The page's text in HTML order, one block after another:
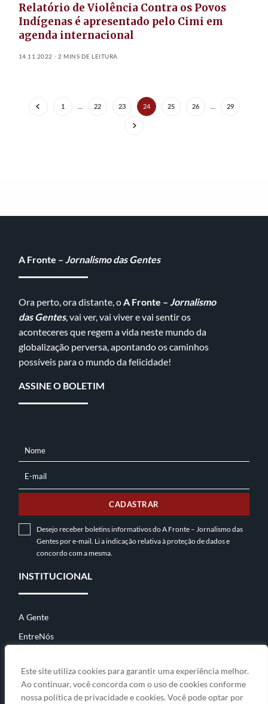
Este site utiliza cookies para garantir uma experiência melhor.
Ao continuar, você concorda com o uso de cookies conforme
nossa política de privacidade e cookies. Você pode optar por
Relatório de Violência Contra os Povos
Indígenas é apresentado pelo Cimi em
agenda internacional
14.11.2022 2 MINS DE LEITURA
1 22 23 24 25 26 29
A Fronte – Jornalismo das Gentes
Ora perto, ora distante, oA Fronte – Jornalismo
das Gentes, vai ver, vai viver e vai sentir os
aconteceres que regem a vida neste mundo da
globalização perversa, apontando os caminhos
possíveis para o mundo da felicidade!
ASSINE O BOLETIM
NOME
Nome
MAIL
E-mail
CADASTRAR
Desejo receber boletins informativos do A Fronte – Jornalismo das
Gentes por e-mail. Li a indicação relativa àproteção de dadose
concordo com a mesma.
INSTITUCIONAL
A Gente
EntreNós